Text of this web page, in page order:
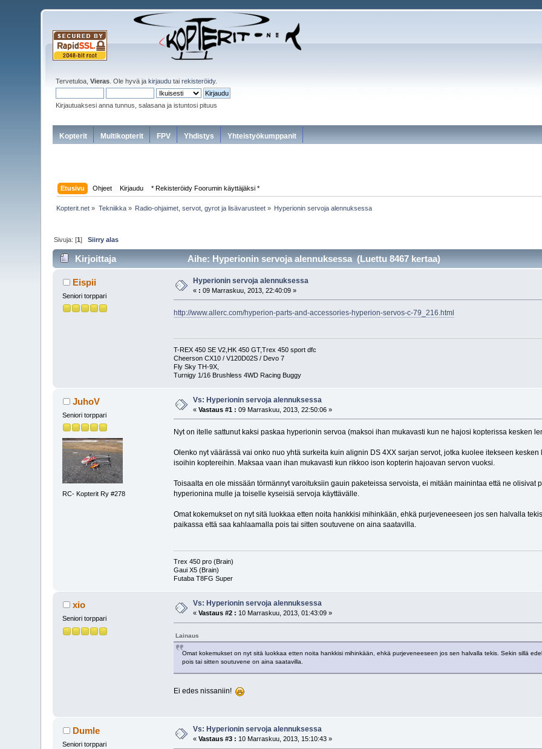
Tervetuloa,Vieras . Ole hyvä jakirjaudu tairekisteröidy.
Kirjautuaksesi anna tunnus, salasana ja istuntosi pituus
Kopterit Multikopterit FPV Yhdistys Yhteistyökumppanit
Etusivu Ohjeet Kirjaudu * Rekisteröidy Foorumin käyttäjäksi *
Kopterit.net » Tekniikka» Radio-ohjaimet, servot, gyrot ja lisävarusteet » Hyperionin servoja alennuksessa
Sivuja: [1]Siirry alas
Kirjoittaja Aihe: Hyperionin servoja alennuksessa (Luettu 8467 kertaa)
Eispii
Seniori torppari
Hyperionin servoja alennuksessa
« : 09 Marraskuu, 2013, 22:40:09 »
http://www.allerc.com/hyperion-parts-and-accessories-hyperion-servos-c-79_216.html
T-REX 450 SE V2,HK 450 GT,Trex 450 sport dfc
Cheerson CX10 / V120D02S / Devo 7
Fly Sky TH-9X,
Turnigy 1/16 Brushless 4WD Racing Buggy
JuhoV
Seniori torppari
RC- Kopterit Ry #278
Vs: Hyperionin servoja alennuksessa
«Vastaus #1 : 09 Marraskuu, 2013, 22:50:06 »
Nyt on itelle sattunut kaksi paskaa hyperionin servoa (maksoi ihan mukavasti kun ne hajosi kopterissa kesken
Olenko nyt väärässä vai onko nuo yhtä surkeita kuin alignin DS 4XX sarjan servot, jotka kuolee itekseen
isoihin koptereihin. Maksaa vaan ihan mukavasti kun rikkoo ison kopterin hajoavan servon vuoksi.
Toisaalta en ole missään törmännyt varoituksiin gauin paketeissa servoista, ei mitään mainintaa että ne olisivat
hyperionina mulle ja toiselle kyseisiä servoja käyttävälle.
Omat kokemukset on nyt sitä luokkaa etten noita hankkisi mihinkään, ehkä purjeveneeseen jos sen halvalla
paikassa että saa kahlaamalla pois tai sitten soutuvene on aina saatavilla.
Trex 450 pro (Brain)
Gaui X5 (Brain)
Futaba T8FG Super
xio
Seniori torppari
Vs: Hyperionin servoja alennuksessa
«Vastaus #2 : 10 Marraskuu, 2013, 01:43:09 »
Lainaus
Omat kokemukset on nyt sitä luokkaa etten noita hankkisi mihinkään, ehkä purjeveneeseen jos sen halvalla tekis. Sekin sillä
pois tai sitten soutuvene on aina saatavilla.
Ei edes nissaniin!
Dumle
Seniori torppari
Vs: Hyperionin servoja alennuksessa
«Vastaus #3 : 10 Marraskuu, 2013, 15:10:43 »